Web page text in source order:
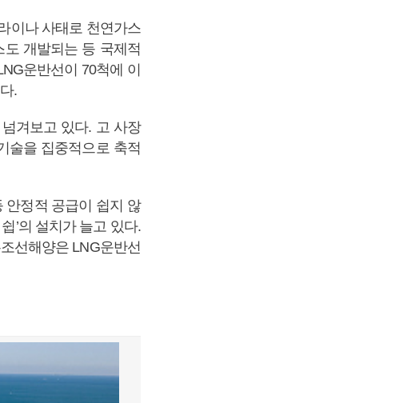
이나 사태로 천연가스
개발되는 등 국제적
운반선이 70척에 이
.
겨보고 있다. 고 사장
술을 집중적으로 축적
안정적 공급이 쉽지 않
’의 설치가 늘고 있다.
선해양은 LNG운반선